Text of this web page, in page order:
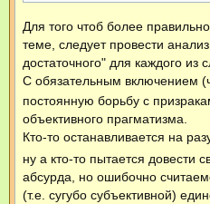
Для того чтоб более
теме, следует провести
достаточного" для каждого из
С обязательным включением
постоянную борьбу с
объективного прагматизма.
Кто-то останавливается на
ну а кто-то пытается довести
абсурда, но ошибочно
(т.е. сугубо субъективной)